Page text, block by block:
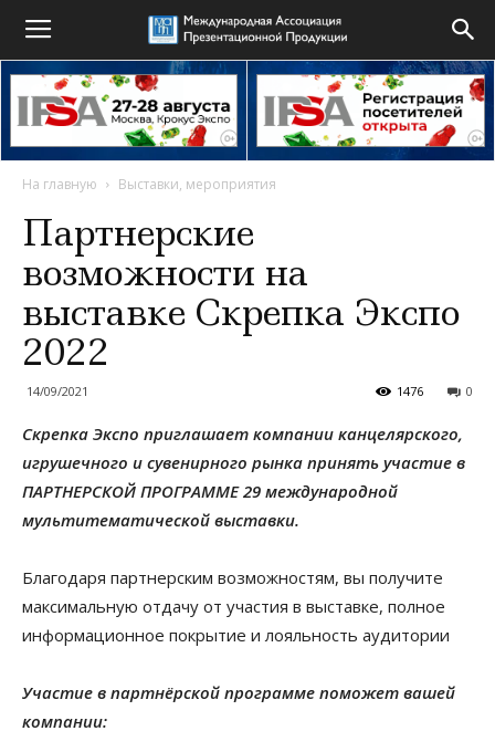
На главную Выставки, мероприятия
Партнерские
возможности на
выставке Скрепка Экспо
2022
14/09/2021 0
1476
Скрепка Экспо приглашает компании канцелярского,
игрушечного и сувенирного рынка принять участие в
ПАРТНЕРСКОЙ ПРОГРАММЕ 29 международной
мультитематической выставки.
Благодаря партнерским возможностям, вы получите
максимальную отдачу от участия в выставке, полное
информационное покрытие и лояльность аудитории
Участие в партнёрской программе поможет вашей
компании: